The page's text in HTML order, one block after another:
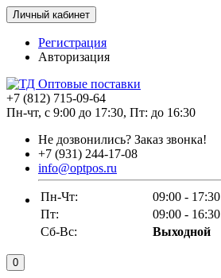
Личный кабинет
Регистрация
Авторизация
+7 (812) 715-09-64
Пн-чт, с 9:00 до 17:30, Пт: до 16:30
Не дозвонились? Заказ звонка!
+7 (931) 244-17-08
info@optpos.ru
Пн-Чт:
09:00 - 17:30
Пт:
09:00 - 16:30
Сб-Вс:
Выходной
0